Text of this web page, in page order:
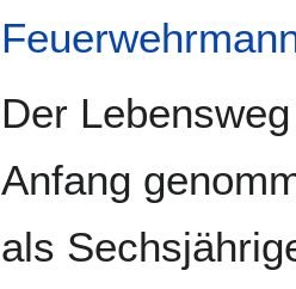
Der
Anfang
als